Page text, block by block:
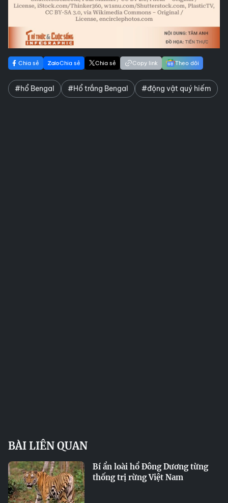
Chia sẻ Chia sẻ Chia sẻ Copy link Theo dõi
#hổ Bengal #Hổ trắng Bengal #động vật quý hiếm
BÀI LIÊN QUAN
Bí ẩn loài hổ Đông Dương từng
thống trị rừng Việt Nam